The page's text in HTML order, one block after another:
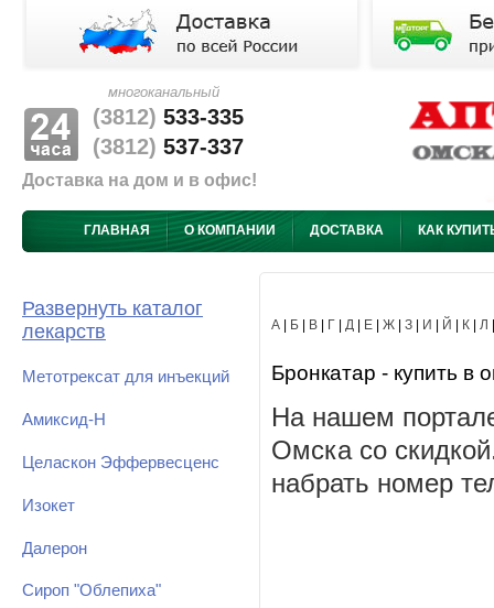
многоканальный
(3812) 533-335
(3812) 537-337
Доставка на дом и в офис!
ГЛАВНАЯ О КОМПАНИИ ДОСТАВКА КАК
Развернуть каталог
лекарств
Метотрексат для инъекций
Амиксид-Н
Целаскон Эффервесценс
Изокет
Далерон
Сироп "Облепиха"
А Б В Г Д Е Ж З И Й К Л
Бронкатар - купить в
На нашем
Омска со
набрать номер